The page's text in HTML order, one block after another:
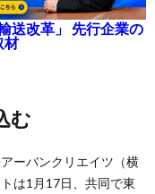
送改革」 先行企業の
材
む
ーバンクリエイツ（横
は1月17日、共同で東